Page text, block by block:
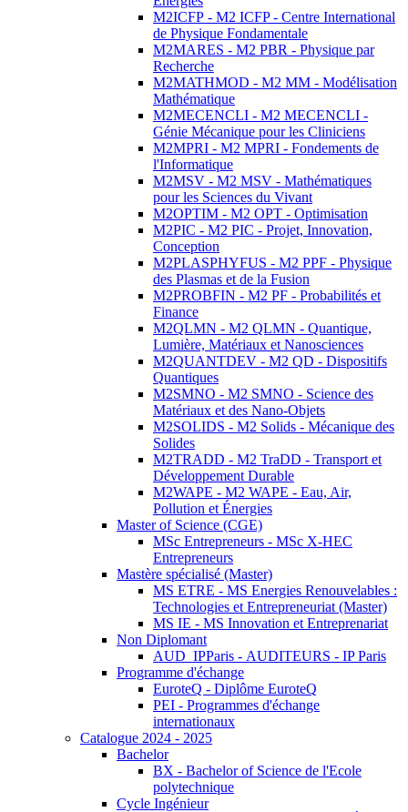
M2ICFP - M2 ICFP - Centre International
de Physique Fondamentale
M2MARES - M2 PBR - Physique par
Recherche
M2MATHMOD - M2 MM - Modélisation
Mathématique
M2MECENCLI - M2 MECENCLI -
Génie Mécanique pour les Cliniciens
M2MPRI - M2 MPRI - Fondements de
l'Informatique
M2MSV - M2 MSV - Mathématiques
pour les Sciences du Vivant
M2OPTIM - M2 OPT - Optimisation
M2PIC - M2 PIC - Projet, Innovation,
Conception
M2PLASPHYFUS - M2 PPF - Physique
des Plasmas et de la Fusion
M2PROBFIN - M2 PF - Probabilités et
Finance
M2QLMN - M2 QLMN - Quantique,
Lumière, Matériaux et Nanosciences
M2QUANTDEV - M2 QD - Dispositifs
Quantiques
M2SMNO - M2 SMNO - Science des
Matériaux et des Nano-Objets
M2SOLIDS - M2 Solids - Mécanique des
Solides
M2TRADD - M2 TraDD - Transport et
Développement Durable
M2WAPE - M2 WAPE - Eau, Air,
Pollution et Énergies
Master of Science (CGE)
MSc Entrepreneurs - MSc X-HEC
Entrepreneurs
Mastère spécialisé (Master)
MS ETRE - MS Energies Renouvelables :
Technologies et Entrepreneuriat (Master)
MS IE - MS Innovation et Entreprenariat
Non Diplomant
AUD_IPParis - AUDITEURS - IP Paris
Programme d'échange
EuroteQ - Diplôme EuroteQ
PEI - Programmes d'échange
internationaux
Catalogue 2024 - 2025
Bachelor
BX - Bachelor of Science de l'Ecole
polytechnique
Cycle Ingénieur